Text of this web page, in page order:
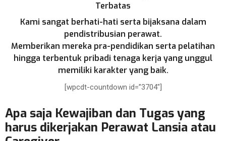
Terbatas
Kami sangat berhati-hati serta bijaksana dalam
pendistribusian perawat.
Memberikan mereka pra-pendidikan serta pelatihan
hingga terbentuk pribadi tenaga kerja yang unggul
memiliki karakter yang baik.
[wpcdt-countdown id=”3704″]
Apa saja Kewajiban dan Tugas yang
harus dikerjakan Perawat Lansia atau